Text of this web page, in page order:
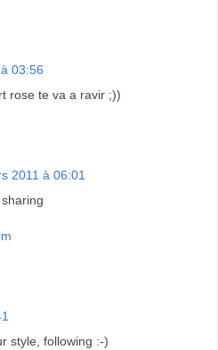
03:56
rose te va a ravir ;))
2011 à 06:01
style, following :-)